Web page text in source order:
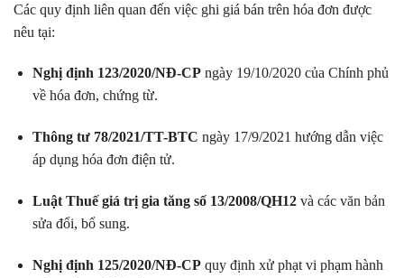
Các quy định liên quan đến việc ghi giá bán trên hóa đơn được
nêu tại:
Nghị định 123/2020/NĐ-CPngày 19/10/2020 của Chính phủ
về hóa đơn, chứng từ.
Thông tư 78/2021/TT-BTC ngày 17/9/2021 hướng dẫn việc
áp dụng hóa đơn điện tử.
Luật Thuế giá trị gia tăng số 13/2008/QH12và các văn bản
sửa đổi, bổ sung.
Nghị định 125/2020/NĐ-CPquy định xử phạt vi phạm hành